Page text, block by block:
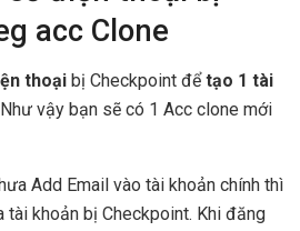
acc Clone
thoại bị Checkpoint đểtạo 1 tài
vậy bạn sẽ có 1 Acc clone mới
Add Email vào tài khoản chính thì
tài khoản bị Checkpoint. Khi đăng